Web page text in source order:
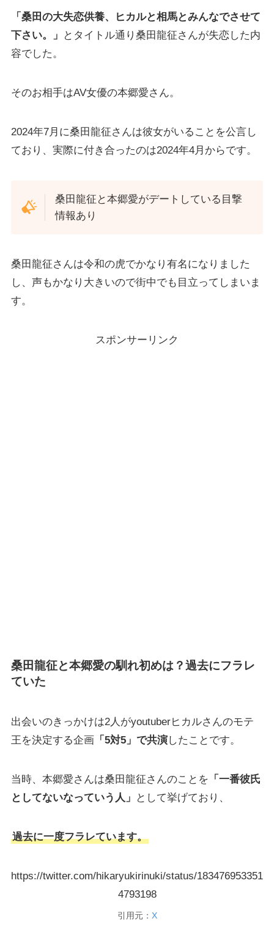
「桑田の大失恋供養、ヒカルと相馬とみんなでさせて
下さい。」
とタイトル通り桑田龍征さんが失恋した内
容でした。
そのお相手はAV女優の本郷愛さん。
2024年7月に桑田龍征さんは彼女がいることを公言し
ており、実際に付き合ったのは2024年4月からです。
桑田龍征と本郷愛がデートしている目撃
情報あり
桑田龍征さんは令和の虎でかなり有名になりました
し、声もかなり大きいので街中でも目立ってしまいま
す。
スポンサーリンク
桑田龍征と本郷愛の馴れ初めは？過去にフラレ
ていた
出会いのきっかけは2人がyoutuberヒカルさんのモテ
王を決定する企画「5対5」で共演したことです。
当時、本郷愛さんは桑田龍征さんのことを 「一番彼氏
としてないなっていう人」
として挙げており、
過去に一度フラレています。
https://twitter.com/hikaryukirinuki/status/183476953351
4793198
引用元： X